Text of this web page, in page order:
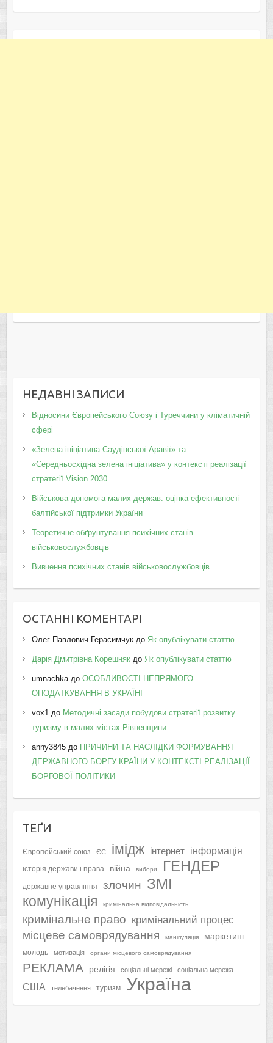
НЕДАВНІ ЗАПИСИ
Відносини Європейського Союзу і Туреччини у кліматичній
сфері
«Зелена ініціатива Саудівської Аравії» та
«Середньосхідна зелена ініціатива» у контексті реалізації
стратегії Vision 2030
Військова допомога малих держав: оцінка ефективності
балтійської підтримки України
Теоретичне обґрунтування психічних станів
військовослужбовців
Вивчення психічних станів військовослужбовців
ОСТАННІ КОМЕНТАРІ
Олег Павлович Герасимчукдо Як опублікувати статтю
Дарія Дмитрівна Корешнякдо Як опублікувати статтю
umnachkaдо ОСОБЛИВОСТІ НЕПРЯМОГО
ОПОДАТКУВАННЯ В УКРАЇНІ
vox1 до Методичні засади побудови стратегії розвитку
туризму в малих містах Рівненщини
anny3845до ПРИЧИНИ ТА НАСЛІДКИ ФОРМУВАННЯ
ДЕРЖАВНОГО БОРГУ КРАЇНИ У КОНТЕКСТІ РЕАЛІЗАЦІЇ
БОРГОВОЇ ПОЛІТИКИ
ТЕҐИ
Європейський союз ЄС імідж інтернет інформація
історія держави і права війна вибори ГЕНДЕР
державне управління злочин ЗМІ
комунікація кримінальна відповідальність
кримінальне право кримінальний процес
місцеве самоврядування маніпуляція маркетинг
молодь мотивація органи місцевого самоврядування
РЕКЛАМА релігія соціальні мережі соціальна мережа
США телебачення туризм Україна